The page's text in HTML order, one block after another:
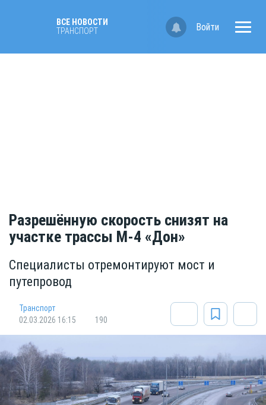
ВСЕ НОВОСТИ
ТРАНСПОРТ
Войти
Разрешённую скорость снизят на
участке трассы М-4 «Дон»
Специалисты отремонтируют мост и
путепровод
Транспорт
02.03.2026 16:15
190